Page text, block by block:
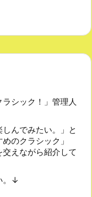
シック！」管理人
んでみたい。」と
のクラシック」
交えながら紹介して
。↓